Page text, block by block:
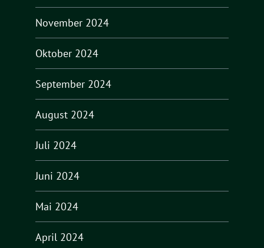
November 2024
Oktober 2024
September 2024
August 2024
Juli 2024
Juni 2024
Mai 2024
April 2024